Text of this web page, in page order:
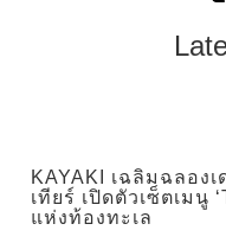
KAYAKI เฉลิมฉลอง
เทียร์ เปิดตัวเซ็ตเมนู
แห่งท้องทะเล